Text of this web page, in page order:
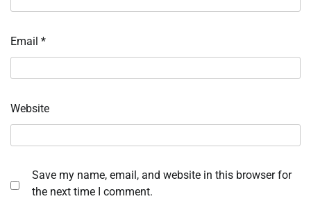
Email *
Website
Save my name, email, and website in this browser for
the next time I comment.